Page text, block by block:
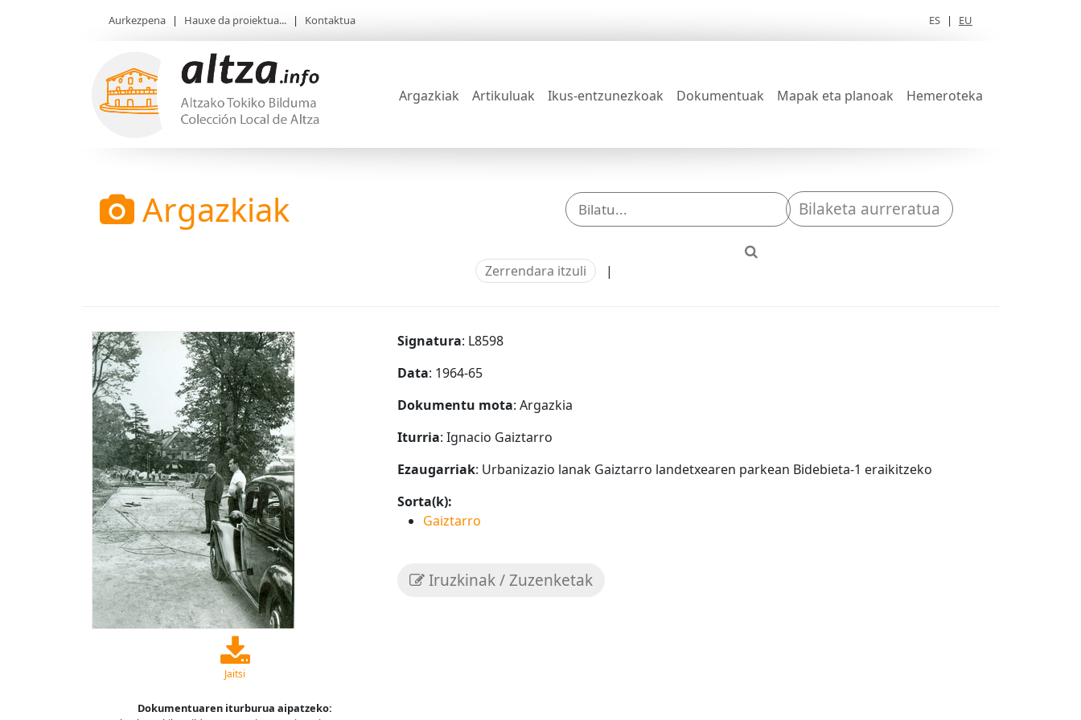
Aurkezpena | Hauxe da proiektua... | Kontaktua ES | EU
Argazkiak Artikuluak Ikus-entzunezkoak Dokumentuak Mapak eta planoak Hemeroteka
Argazkiak Bilaketa aurreratua
Zerrendara itzuli |
Jaitsi
Dokumentuaren iturburua aipatzeko:
Signatura: L8598
Data: 1964-65
Dokumentu mota: Argazkia
Iturria: Ignacio Gaiztarro
Ezaugarriak: Urbanizazio lanak Gaiztarro landetxearen parkean Bidebieta-1 eraikitzeko
Sorta(k):
Gaiztarro
Iruzkinak / Zuzenketak